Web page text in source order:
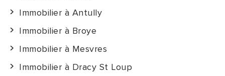
Immobilier à Antully
Immobilier à Broye
Immobilier à Mesvres
Immobilier à Dracy St Loup